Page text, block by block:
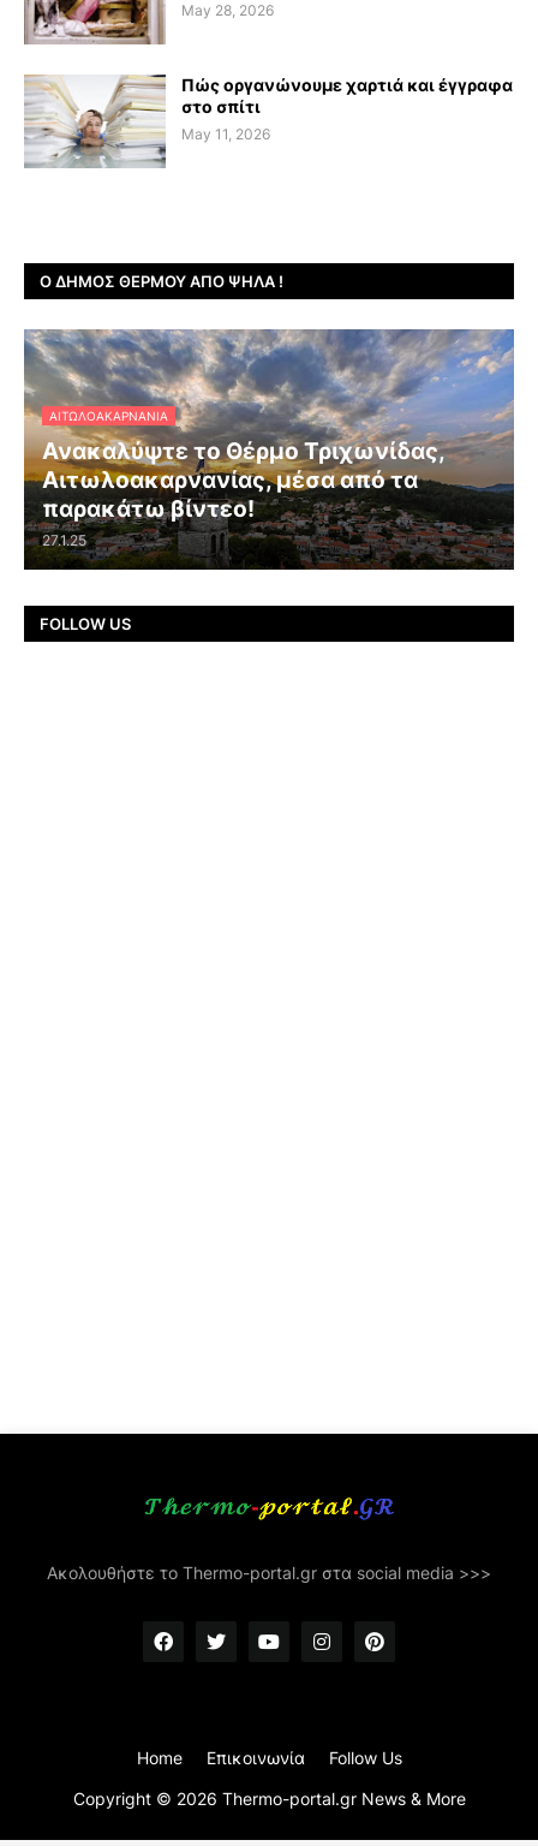
May 28, 2026
Πώς οργανώνουμε χαρτιά και έγγραφα
στο σπίτι
May 11, 2026
Ο ΔΉΜΟΣ ΘΈΡΜΟΥ ΑΠΌ ΨΗΛΆ !
ΑΙΤΩΛΟΑΚΑΡΝΑΝΊΑ
Ανακαλύψτε το Θέρμο Τριχωνίδας,
Αιτωλοακαρνανίας, μέσα από τα
παρακάτω βίντεο!
27.1.25
FOLLOW US
Ακολουθήστε το Thermo-portal.gr στα social media >>>
Copyright © 2026 Thermo-portal.gr News & More
Home Επικοινωνία Follow Us